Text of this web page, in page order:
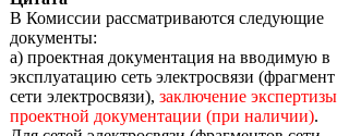
В Комиссии рассматриваются следующие
документы:
а) проектная документация на вводимую в
эксплуатацию сеть электросвязи (фрагмент
сети электросвязи), заключение экспертизы
проектной документации (при наличии).